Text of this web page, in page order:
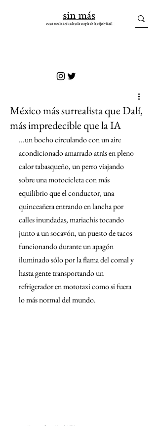
México más surrealista que Dalí,
más impredecible que la IA
...un bocho circulando con un aire
acondicionado amarrado atrás en pleno
calor tabasqueño, un perro viajando
sobre una motocicleta con más
equilibrio que el conductor, una
quinceañera entrando en lancha por
calles inundadas, mariachis tocando
junto a un socavón, un puesto de tacos
funcionando durante un apagón
iluminado sólo por la flama del comal y
hasta gente transportando un
refrigerador en mototaxi como si fuera
lo más normal del mundo.